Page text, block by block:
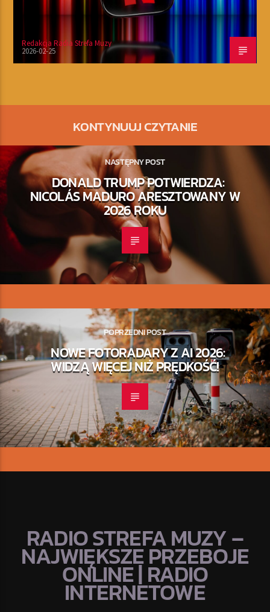
Redakcja Radia Strefa Muzy
2026-02-25
KONTYNUUJ CZYTANIE
NASTĘPNY POST
DONALD TRUMP POTWIERDZA:
NICOLÁS MADURO ARESZTOWANY W
2026 ROKU
POPRZEDNI POST
NOWE FOTORADARY Z AI 2026:
WIDZĄ WIĘCEJ NIŻ PRĘDKOŚĆ!
RADIO STREFA MUZY –
NAJWIĘKSZE PRZEBOJE
ONLINE | RADIO
INTERNETOWE